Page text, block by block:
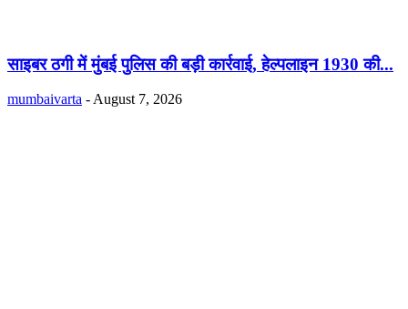
साइबर ठगी में मुंबई पुलिस की बड़ी कार्रवाई, हेल्पलाइन 1930 की...
mumbaivarta - August 7, 2026